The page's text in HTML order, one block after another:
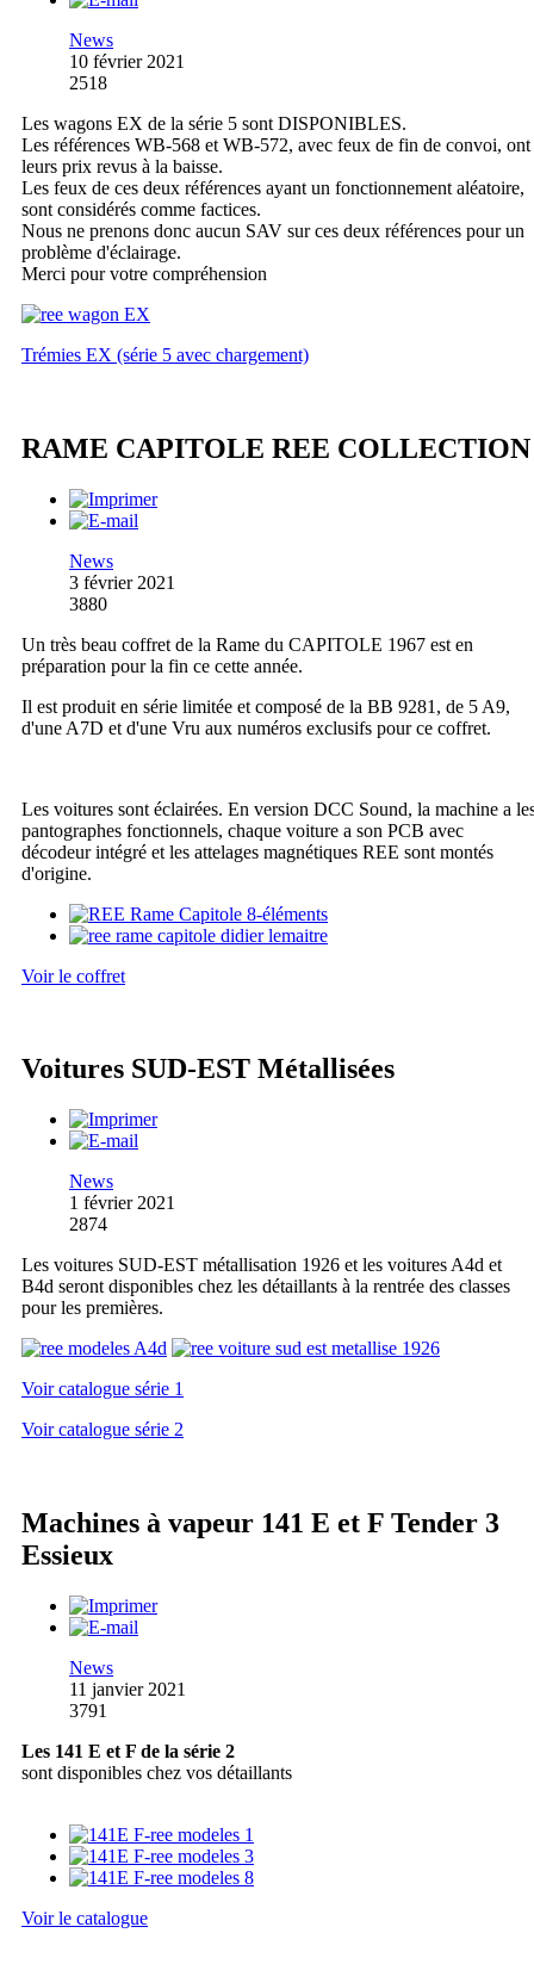
News
10 février 2021
2518
Les wagons EX de la série 5 sont DISPONIBLES.
Les références WB-568 et WB-572, avec feux de fin de convoi, ont
leurs prix revus à la baisse.
Les feux de ces deux références ayant un fonctionnement aléatoire,
sont considérés comme factices.
Nous ne prenons donc aucun SAV sur ces deux références pour un
problème d'éclairage.
Merci pour votre compréhension
Trémies EX (série 5 avec chargement)
RAME CAPITOLE REE COLLECTION
News
3 février 2021
3880
Un très beau coffret de la Rame du CAPITOLE 1967 est en
préparation pour la fin ce cette année.
Il est produit en série limitée et composé de la BB 9281, de 5 A9,
d'une A7D et d'une Vru aux numéros exclusifs pour ce coffret.
Les voitures sont éclairées. En version DCC Sound, la machine a
pantographes fonctionnels, chaque voiture a son PCB avec
décodeur intégré et les attelages magnétiques REE sont montés
d'origine.
Voir le coffret
Voitures SUD-EST Métallisées
News
1 février 2021
2874
Les voitures SUD-EST métallisation 1926 et les voitures A4d et
B4d seront disponibles chez les détaillants à la rentrée des classes
pour les premières.
Voir catalogue série 1
Voir catalogue série 2
Machines à vapeur 141 E et F Tender 3
Essieux
News
11 janvier 2021
3791
Les 141 E et F de la série 2
sont disponibles chez vos détaillants
Voir le catalogue